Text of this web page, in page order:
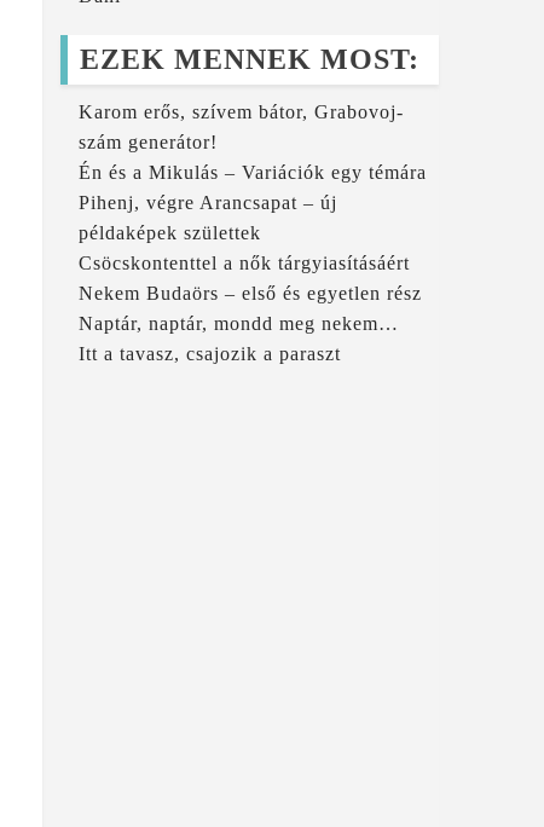
EZEK MENNEK MOST:
Karom erős, szívem bátor, Grabovoj-
szám generátor!
Én és a Mikulás – Variációk egy témára
Pihenj, végre Arancsapat – új
példaképek születtek
Csöcskontenttel a nők tárgyiasításáért
Nekem Budaörs – első és egyetlen rész
Naptár, naptár, mondd meg nekem…
Itt a tavasz, csajozik a paraszt